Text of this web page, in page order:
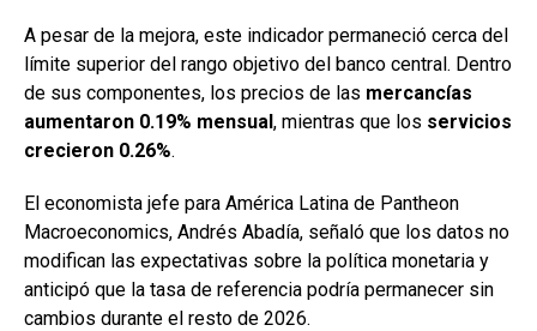
A pesar de la mejora, este indicador permaneció cerca del
límite superior del rango objetivo del banco central. Dentro
de sus componentes, los precios de las mercancías
aumentaron 0.19% mensual, mientras que los servicios
crecieron 0.26%.
El economista jefe para América Latina de Pantheon
Macroeconomics, Andrés Abadía, señaló que los datos no
modifican las expectativas sobre la política monetaria y
anticipó que la tasa de referencia podría permanecer sin
cambios durante el resto de 2026.